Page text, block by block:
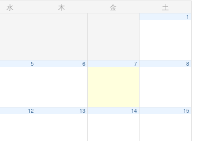
水 木 金 土
1
5 6 7 8
12 13 14 15